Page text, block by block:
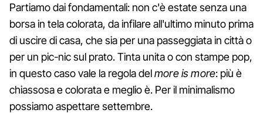
Partiamo dai fondamentali: non c'è estate senza una
borsa in tela colorata, da infilare all'ultimo minuto prima
di uscire di casa, che sia per una passeggiata in città o
per un pic-nic sul prato. Tinta unita o con stampe pop,
in questo caso vale la regola delmore is more: più è
chiassosa e colorata e meglio è. Per il minimalismo
possiamo aspettare settembre.